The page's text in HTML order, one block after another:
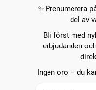
✨ Prenumerera
del av
Bli först med
erbjudanden
Ingen oro – du